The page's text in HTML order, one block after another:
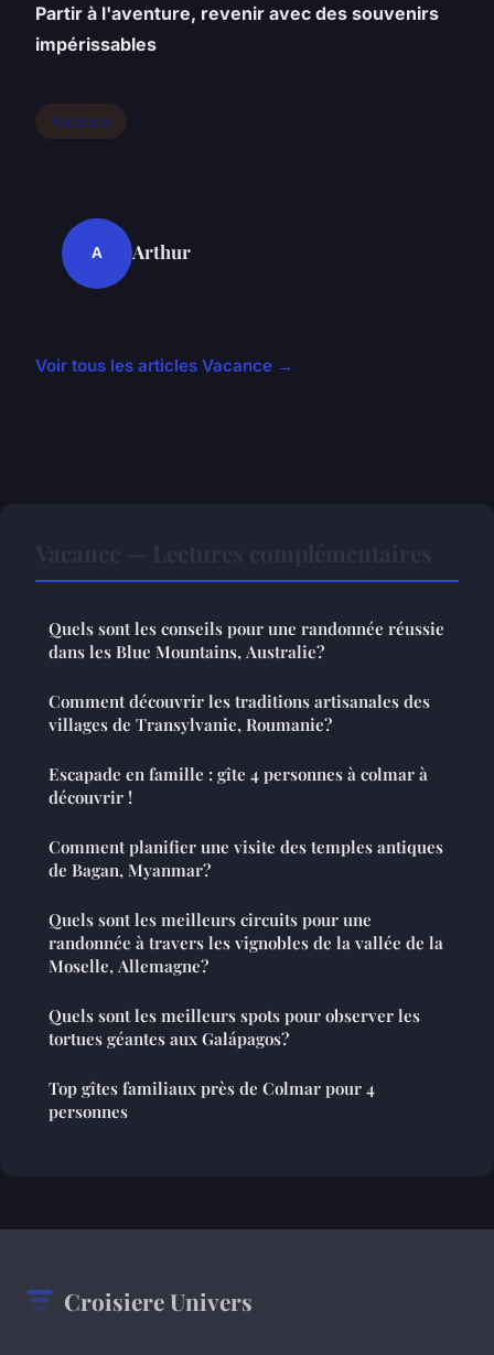
Partir à l'aventure, revenir avec des souvenirs
impérissables
Vacance
A Arthur
Voir tous les articles Vacance →
Quels sont les conseils pour une randonnée réussie
dans les Blue Mountains, Australie?
Comment découvrir les traditions artisanales des
villages de Transylvanie, Roumanie?
Escapade en famille : gîte 4 personnes à colmar à
découvrir !
Comment planifier une visite des temples antiques
de Bagan, Myanmar?
Quels sont les meilleurs circuits pour une
randonnée à travers les vignobles de la vallée de la
Moselle, Allemagne?
Quels sont les meilleurs spots pour observer les
tortues géantes aux Galápagos?
Top gîtes familiaux près de Colmar pour 4
personnes
Croisiere Univers